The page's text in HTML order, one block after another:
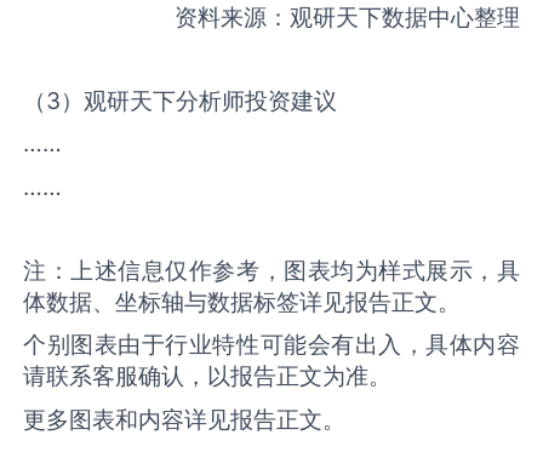
资料来源：观研天下数据中心整理
（3）观研天下分析师投资建议
……
……
注：上述信息仅作参考，图表均为样式展示，具
体数据、坐标轴与数据标签详见报告正文。
个别图表由于行业特性可能会有出入，具体内容
请联系客服确认，以报告正文为准。
更多图表和内容详见报告正文。